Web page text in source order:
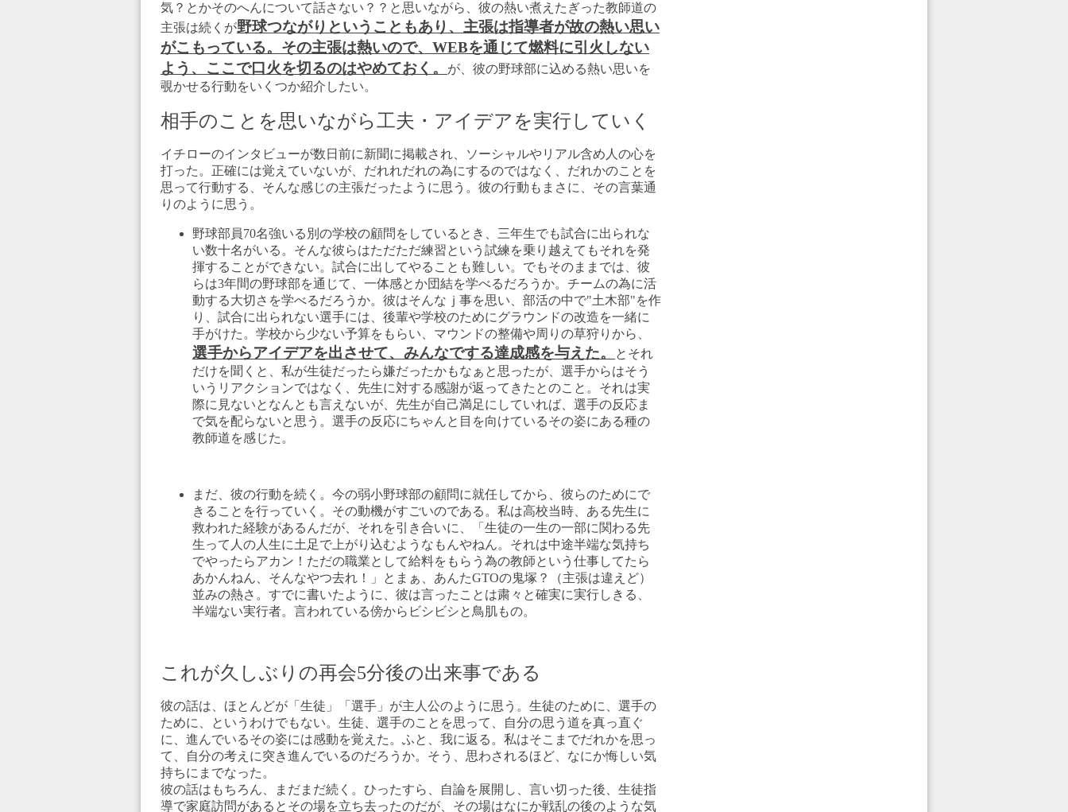
気？とかそのへんについて話さない？？と思いながら、彼の熱い煮えたぎった教師道の
主張は続くが野球つながりということもあり、主張は指導者が故の熱い思い
がこもっている。その主張は熱いので、WEBを通じて燃料に引火しない
よう、ここで口火を切るのはやめておく。
が、彼の野球部に込める熱い思いを
覗かせる行動をいくつか紹介したい。
相手のことを思いながら工夫・アイデアを実行していく
イチローのインタビューが数日前に新聞に掲載され、ソーシャルやリアル含め人の心を
打った。正確には覚えていないが、だれれだれの為にするのではなく、だれかのことを
思って行動する、そんな感じの主張だったように思う。彼の行動もまさに、その言葉通
りのように思う。
野球部員70名強いる別の学校の顧問をしているとき、三年生でも試合に出られな
い数十名がいる。そんな彼らはただただ練習という試練を乗り越えてもそれを発
揮することができない。試合に出してやることも難しい。でもそのままでは、彼
らは3年間の野球部を通じて、一体感とか団結を学べるだろうか。チームの為に活
動する大切さを学べるだろうか。彼はそんなｊ事を思い、部活の中で"土木部"を作
り、試合に出られない選手には、後輩や学校のためにグラウンドの改造を一緒に
手がけた。学校から少ない予算をもらい、マウンドの整備や周りの草狩りから、
選手からアイデアを出させて、みんなでする達成感を与えた。
とそれ
だけを聞くと、私が生徒だったら嫌だったかもなぁと思ったが、選手からはそう
いうリアクションではなく、先生に対する感謝が返ってきたとのこと。それは実
際に見ないとなんとも言えないが、先生が自己満足にしていれば、選手の反応ま
で気を配らないと思う。選手の反応にちゃんと目を向けているその姿にある種の
教師道を感じた。
まだ、彼の行動を続く。今の弱小野球部の顧問に就任してから、彼らのためにで
きることを行っていく。その動機がすごいのである。私は高校当時、ある先生に
救われた経験があるんだが、それを引き合いに、「生徒の一生の一部に関わる先
生って人の人生に土足で上がり込むようなもんやねん。それは中途半端な気持ち
でやったらアカン！ただの職業として給料をもらう為の教師という仕事してたら
あかんねん、そんなやつ去れ！」とまぁ、あんたGTOの鬼塚？（主張は違えど）
並みの熱さ。すでに書いたように、彼は言ったことは粛々と確実に実行しきる、
半端ない実行者。言われている傍からビシビシと鳥肌もの。
これが久しぶりの再会5分後の出来事である
彼の話は、ほとんどが「生徒」「選手」が主人公のように思う。生徒のために、選手の
ために、というわけでもない。生徒、選手のことを思って、自分の思う道を真っ直ぐ
に、進んでいるその姿には感動を覚えた。ふと、我に返る。私はそこまでだれかを思っ
て、自分の考えに突き進んでいるのだろうか。そう、思わされるほど、なにか悔しい気
持ちにまでなった。
彼の話はもちろん、まだまだ続く。ひったすら、自論を展開し、言い切った後、生徒指
導で家庭訪問があるとその場を立ち去ったのだが、その場はなにか戦乱の後のような気